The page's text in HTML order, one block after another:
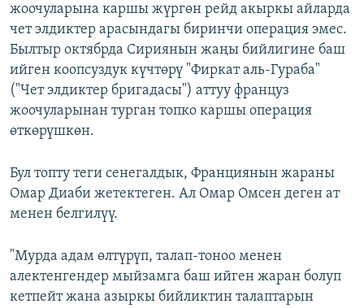
жоочуларына каршы жүргөн рейд акыркы айларда
чет элдиктер арасындагы биринчи операция эмес.
Былтыр октябрда Сириянын жаңы бийлигине баш
ийген коопсуздук күчтөрү "Фиркат аль-Гураба"
("Чет элдиктер бригадасы") аттуу француз
жоочуларынан турган топко каршы операция
өткөрүшкөн.
Бул топту теги сенегалдык, Франциянын жараны
Омар Диаби жетектеген. Ал Омар Омсен деген ат
менен белгилүү.
"Мурда адам өлтүрүп, талап-тоноо менен
алектенгендер мыйзамга баш ийген жаран болуп
кетпейт жана азыркы бийликтин талаптарын